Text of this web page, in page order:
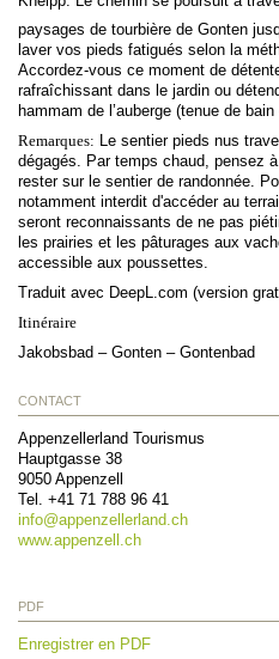
paysages de tourbière de Gonten
laver vos pieds fatigués selon la
Accordez-vous ce moment de
rafraîchissant dans le jardin ou
hammam de l’auberge (tenue de
Remarques: Le sentier pieds nus
dégagés. Par temps chaud, pensez
rester sur le sentier de randonnée.
notamment interdit d'accéder au
seront reconnaissants de ne pas
les prairies et les pâturages aux
accessible aux poussettes.
Traduit avec DeepL.com (version
Itinéraire
Jakobsbad – Gonten – Gontenbad
CONTACT
Appenzellerland Tourismus
Hauptgasse 38
9050 Appenzell
Tel. +41 71 788 96 41
info@appenzellerland.ch
www.appenzell.ch
PDF
Enregistrer en PDF